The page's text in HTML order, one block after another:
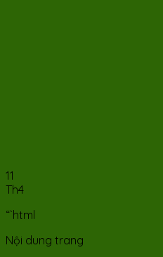
11
Th4
“`html
Nội dung trang